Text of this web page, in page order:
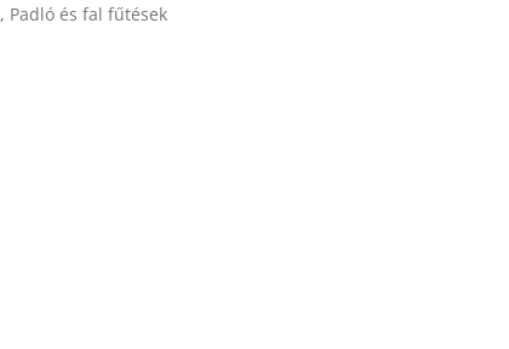
, Padló és fal fűtések